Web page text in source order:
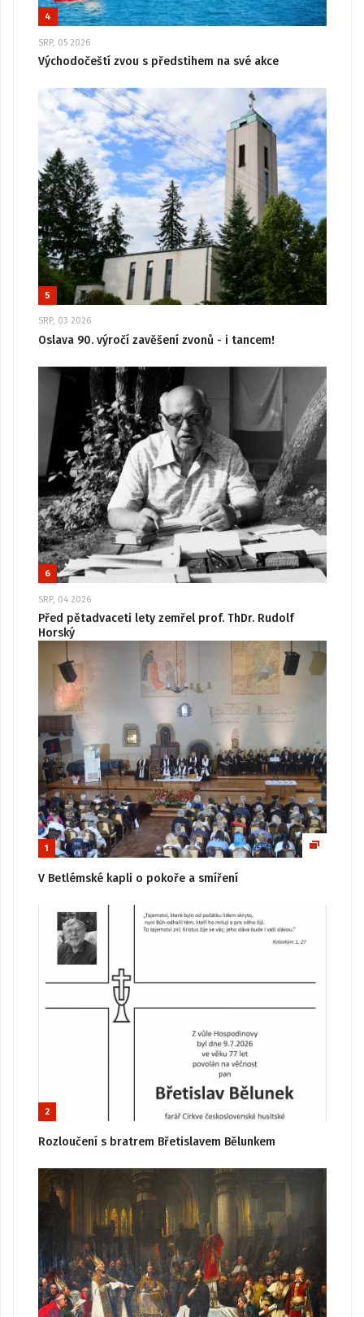
4
SRP, 05 2026
Východočeští zvou s předstihem na své akce
5
SRP, 03 2026
Oslava 90. výročí zavěšení zvonů - i tancem!
6
SRP, 04 2026
Před pětadvaceti lety zemřel prof. ThDr. Rudolf
Horský
1
V Betlémské kapli o pokoře a smíření
2
Rozloučení s bratrem Břetislavem Bělunkem